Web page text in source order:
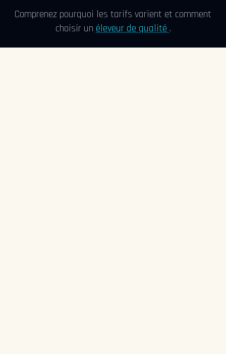
Comprenez pourquoi les tarifs varient et comment
choisir un éleveur de qualité .